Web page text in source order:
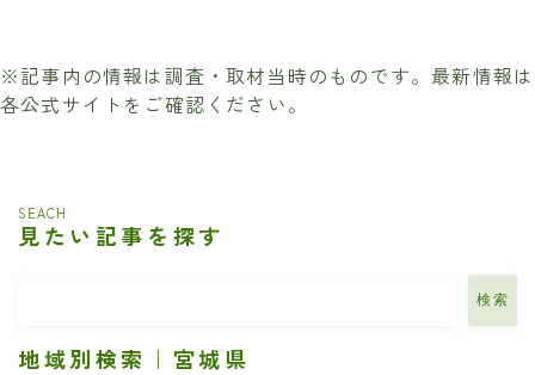
※記事内の情報は調査・取材当時のものです。最新情報は
各公式サイトをご確認ください。
SEACH
見たい記事を探す
検索
地域別検索｜宮城県